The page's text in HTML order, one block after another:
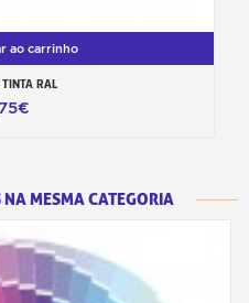
ao carrinho
TINTA RAL
MESMA CATEGORIA